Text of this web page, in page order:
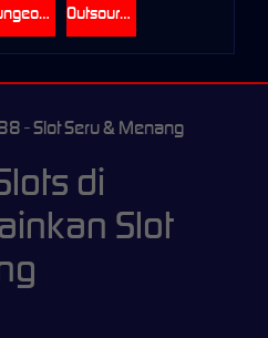
Dungeon Quest Outsourced: Slash Game
- Slot Seru & Menang
di
Slot